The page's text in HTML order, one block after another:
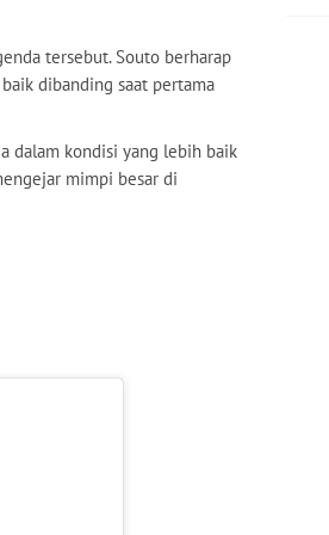
tersebut. Souto berharap
dibanding saat pertama
dalam kondisi yang lebih baik
mimpi besar di